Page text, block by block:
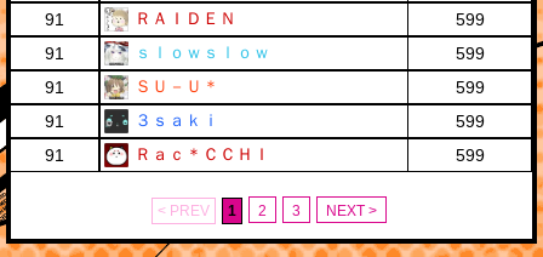
91
ＲＡＩＤＥＮ
599
91
ｓｌｏｗｓｌｏｗ
599
91
ＳＵ－Ｕ＊
599
91
３ｓａｋｉ
599
91
Ｒａｃ＊ＣＣＨＩ 599
< PREV 1 2 3 NEXT >